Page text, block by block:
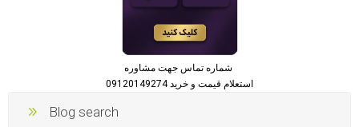
استعلام قیمت و خرید 09120149274
Blog search